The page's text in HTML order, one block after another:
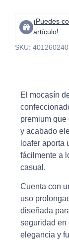
¡Puedes
artículo!
SKU: 401260240
El mocasín
premium
y acabado
loafer aporta
fácilmente a
casual.
Cuenta con
uso
diseñada
seguridad en
elegancia y